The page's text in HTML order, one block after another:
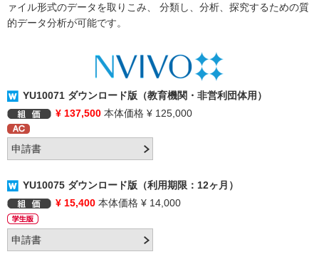
ァイル形式のデータを取りこみ、 分類し、分析、探究するための質
的データ分析が可能です。
YU10071 ダウンロード版（教育機関・非営利団体用）
¥ 137,500 本体価格 ¥ 125,000
YU10075 ダウンロード版（利用期限：12ヶ月）
¥ 15,400 本体価格 ¥ 14,000